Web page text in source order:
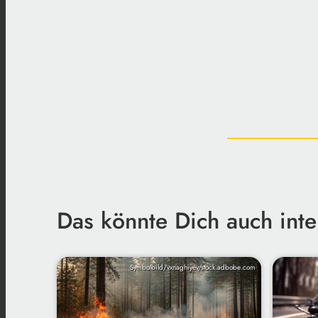
Das könnte Dich auch
Symbolbild/vxnaghiyev/stock.adbobe.com